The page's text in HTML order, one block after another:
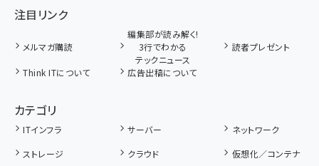
注目リンク
メルマガ購読
編集部が読み解く!
3行でわかる
テックニュース
読者プレゼント
Think ITについて 広告出稿について
カテゴリ
ITインフラ サーバー
ネットワーク
ストレージ
クラウド
仮想化／コンテナ